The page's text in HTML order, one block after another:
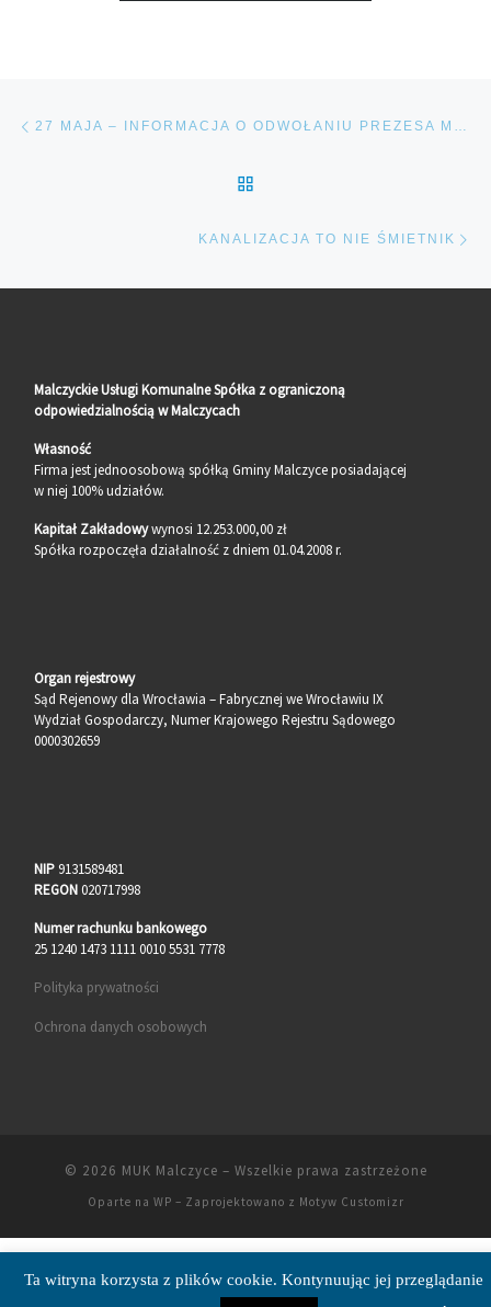
27 MAJA – INFORMACJA O ODWOŁANIU PREZESA MALCZYCKICH USŁUGI KOMUNALNYCH SP Z O.O.
KANALIZACJA TO NIE ŚMIETNIK
Malczyckie Usługi Komunalne Spółka z ograniczoną
odpowiedzialnością w Malczycach
Własność
Firma jest jednoosobową spółką Gminy Malczyce posiadającej
w niej 100% udziałów.
Kapitał Zakładowywynosi 12.253.000,00 zł
Spółka rozpoczęła działalność z dniem 01.04.2008 r.
Organ rejestrowy
Sąd Rejenowy dla Wrocławia – Fabrycznej we Wrocławiu IX
Wydział Gospodarczy, Numer Krajowego Rejestru Sądowego
0000302659
NIP 9131589481
REGON020717998
Numer rachunku bankowego
25 1240 1473 1111 0010 5531 7778
Polityka prywatności
Ochrona danych osobowych
© 2026 MUK Malczyce – Wszelkie prawa zastrzeżone
Oparte na WP – Zaprojektowano z Motyw Customizr
Ta witryna korzysta z plików cookie. Kontynuując jej przeglądanie